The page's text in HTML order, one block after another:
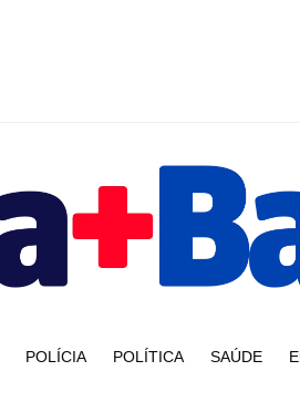
POLÍCIA POLÍTICA SAÚDE